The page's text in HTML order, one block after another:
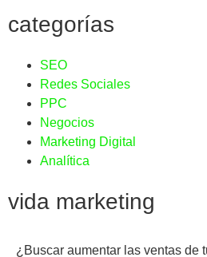
categorías
SEO
Redes Sociales
PPC
Negocios
Marketing Digital
Analítica
vida marketing
¿Buscar aumentar las ventas de